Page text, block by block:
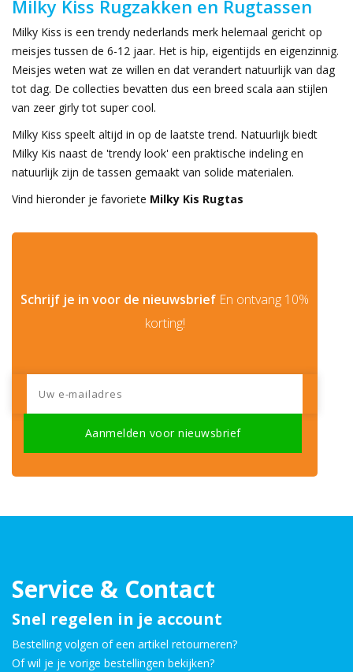
Milky Kiss Rugzakken en Rugtassen
Milky Kiss is een trendy nederlands merk helemaal gericht op
meisjes tussen de 6-12 jaar. Het is hip, eigentijds en eigenzinnig.
Meisjes weten wat ze willen en dat verandert natuurlijk van dag
tot dag. De collecties bevatten dus een breed scala aan stijlen
van zeer girly tot super cool.
Milky Kiss speelt altijd in op de laatste trend. Natuurlijk biedt
Milky Kis naast de 'trendy look' een praktische indeling en
natuurlijk zijn de tassen gemaakt van solide materialen.
Vind hieronder je favoriete Milky Kis Rugtas
Schrijf je in voor de nieuwsbrief En ontvang 10%
korting!
Service & Contact
Snel regelen in je account
Bestelling volgen of een artikel retourneren?
Of wil je je vorige bestellingen bekijken?